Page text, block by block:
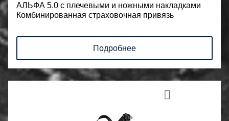
АЛЬФА 5.0 с плечевыми и ножными накладками
Комбинированная страховочная привязь
Подробнее